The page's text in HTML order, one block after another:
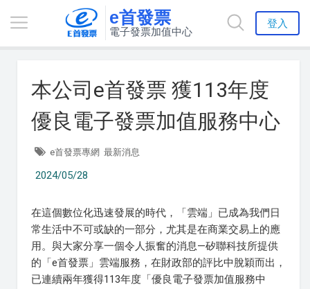
e首發票
電子發票加值中心
登入
本公司e首發票 獲113年度
優良電子發票加值服務中心
e首發票專網 最新消息
2024/05/28
在這個數位化迅速發展的時代，「雲端」已成為我們日
常生活中不可或缺的一部分，尤其是在商業交易上的應
用。與大家分享一個令人振奮的消息—矽聯科技所提供
的「e首發票」雲端服務，在財政部的評比中脫穎而出，
已連續兩年獲得113年度「優良電子發票加值服務中